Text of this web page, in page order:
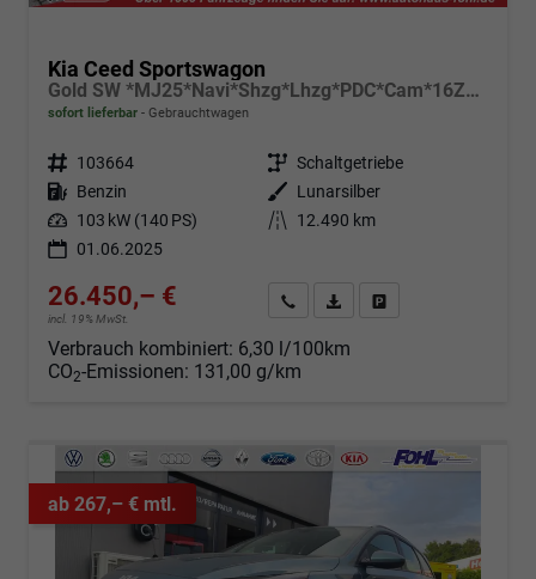
Kia Ceed Sportswagon
Gold SW *MJ25*Navi*Shzg*Lhzg*PDC*Cam*16Zoll*
sofort lieferbar Gebrauchtwagen
Fahrzeugnr. 103664 Getriebe Schaltgetriebe
Kraftstoff Benzin Außenfarbe
Lunarsilber
Leistung 103 kW (140 PS) Kilometerstand
12.490 km
01.06.2025
26.450,– €
incl. 19% MwSt.
Angebot anfordern
Fahrzeugexpose (PDF)
Verbrauch kombiniert: 6,30 l/100km
CO2-Emissionen: 131,00 g/km
ab 267,– € mtl.